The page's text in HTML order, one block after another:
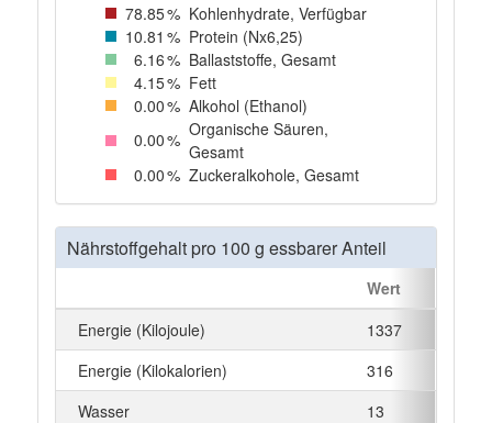
78.85% Kohlenhydrate, Verfügbar
10.81 % Protein (Nx6,25)
6.16% Ballaststoffe, Gesamt
4.15% Fett
0.00% Alkohol (Ethanol)
0.00% Organische Säuren,
Gesamt
0.00% Zuckeralkohole, Gesamt
Nährstoffgehalt pro 100 g essbarer Anteil
Wert
Energie (Kilojoule)
1337
Energie (Kilokalorien)
316
Wasser
13